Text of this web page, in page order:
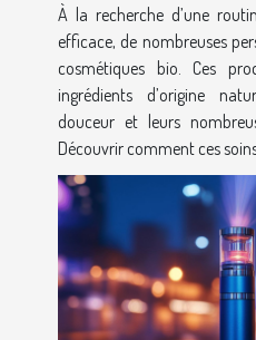
À la recherche d’une
efficace, de nombreuses
cosmétiques bio. Ces
ingrédients d’origine
douceur et leurs
Découvrir comment ces